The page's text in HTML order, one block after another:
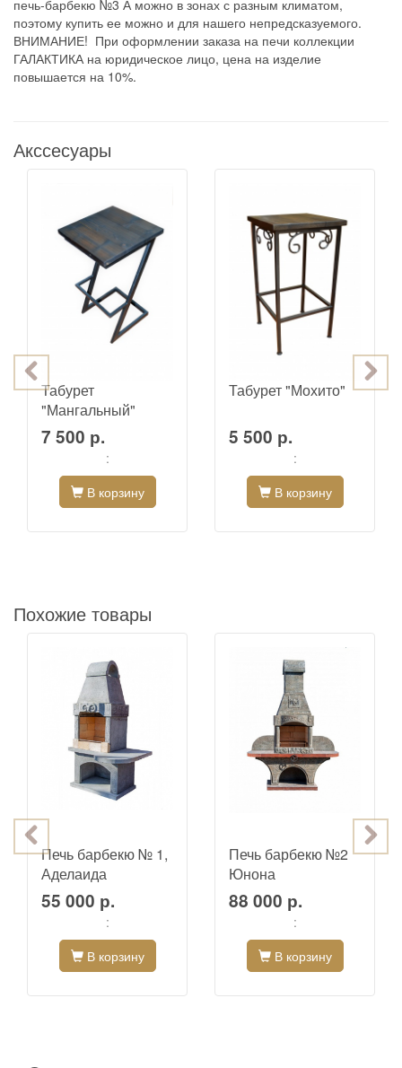
печь-барбекю №3 А можно в зонах с разным климатом,
поэтому купить ее можно и для нашего непредсказуемого.
ВНИМАНИЕ! При оформлении заказа на печи коллекции
ГАЛАКТИКА на юридическое лицо, цена на изделие
повышается на 10%.
Акссесуары
Табурет
"Мангальный"
7 500 р.
:
В корзину
Табурет "Мохито"
5 500 р.
:
В корзину
Похожие товары
Печь барбекю № 1,
Аделаида
55 000 р.
:
В корзину
Печь барбекю №2
Юнона
88 000 р.
:
В корзину